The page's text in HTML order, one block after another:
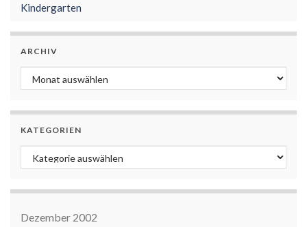
Kindergarten
ARCHIV
Archiv
KATEGORIEN
Kategorien
Dezember 2002